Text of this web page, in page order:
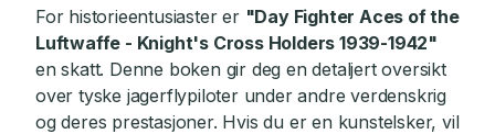
For historieentusiaster er "Day Fighter Aces of the
Luftwaffe - Knight's Cross Holders 1939-1942"
en skatt. Denne boken gir deg en detaljert oversikt
over tyske jagerflypiloter under andre verdenskrig
og deres prestasjoner. Hvis du er en kunstelsker, vil